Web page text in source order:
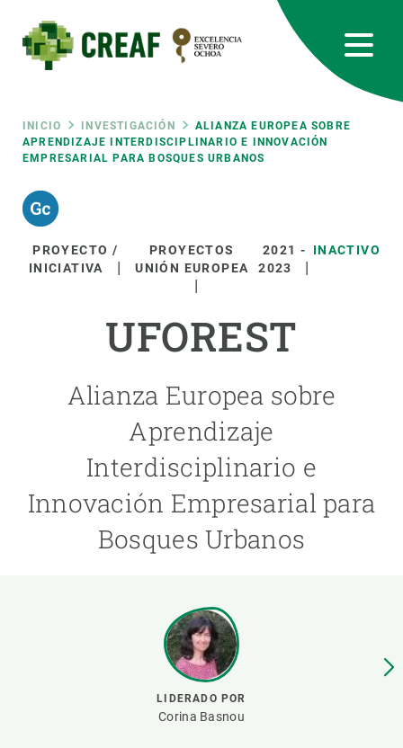
contenido
principal
Ruta
de
navegación
INICIO INVESTIGACIÓN
ALIANZA EUROPEA SOBRE
APRENDIZAJE INTERDISCIPLINARIO E INNOVACIÓN
EMPRESARIAL PARA BOSQUES URBANOS
PROYECTO /
INICIATIVA
PROYECTOS
UNIÓN EUROPEA
2021 -
2023
INACTIVO
UFOREST
Alianza Europea sobre
Aprendizaje
Interdisciplinario e
Innovación Empresarial para
Bosques Urbanos
LIDERADO POR
Corina Basnou
RRSS
Featured
responsive
Responsive
menu
SOBRE NOSOTROS
ÚNETE A NOSOTROS